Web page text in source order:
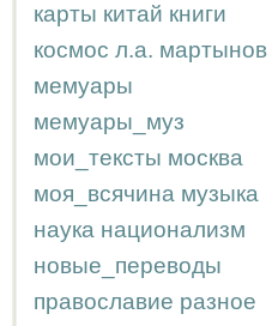
карты китай книги
космос л.а. мартынов
мемуары
мемуары_муз
мои_тексты москва
моя_всячина музыка
наука национализм
новые_переводы
православие разное